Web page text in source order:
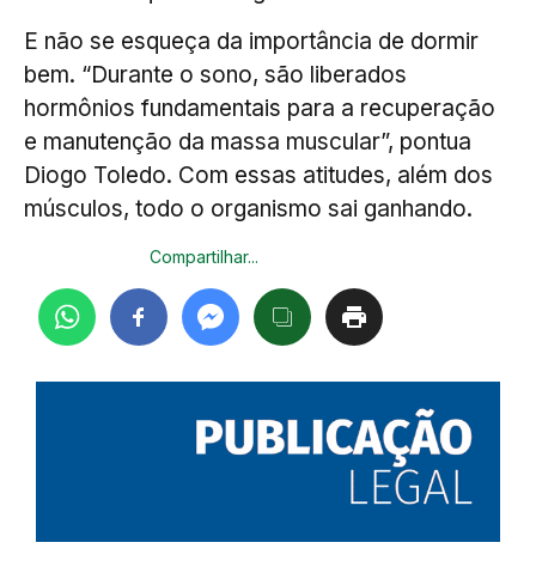
E não se esqueça da importância de dormir
bem. “Durante o sono, são liberados
hormônios fundamentais para a recuperação
e manutenção da massa muscular”, pontua
Diogo Toledo. Com essas atitudes, além dos
músculos, todo o organismo sai ganhando.
Compartilhar...